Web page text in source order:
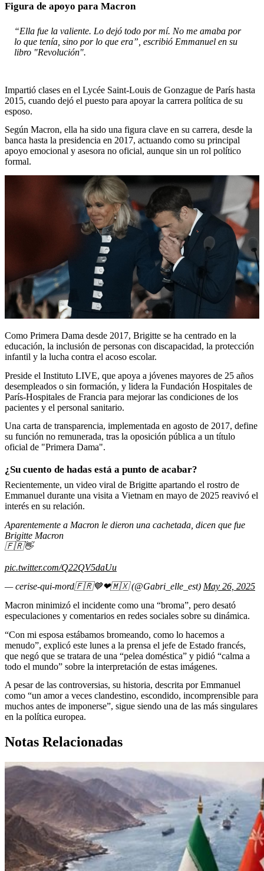
Figura de apoyo para Macron
“Ella fue la valiente. Lo dejó todo por mí. No me amaba por
lo que tenía, sino por lo que era”, escribió Emmanuel en su
libro "Revolución".
Impartió clases en el Lycée Saint-Louis de Gonzague de París hasta
2015, cuando dejó el puesto para apoyar la carrera política de su
esposo.
Según Macron, ella ha sido una figura clave en su carrera, desde la
banca hasta la presidencia en 2017, actuando como su principal
apoyo emocional y asesora no oficial, aunque sin un rol político
formal.
Como Primera Dama desde 2017, Brigitte se ha centrado en la
educación, la inclusión de personas con discapacidad, la protección
infantil y la lucha contra el acoso escolar.
Preside el Instituto LIVE, que apoya a jóvenes mayores de 25 años
desempleados o sin formación, y lidera la Fundación Hospitales de
París-Hospitales de Francia para mejorar las condiciones de los
pacientes y el personal sanitario.
Una carta de transparencia, implementada en agosto de 2017, define
su función no remunerada, tras la oposición pública a un título
oficial de "Primera Dama".
¿Su cuento de hadas está a punto de acabar?
Recientemente, un video viral de Brigitte apartando el rostro de
Emmanuel durante una visita a Vietnam en mayo de 2025 reavivó el
interés en su relación.
Aparentemente a Macron le dieron una cachetada, dicen que fue
Brigitte Macron
🇫🇷👋
pic.twitter.com/Q22QV5daUu
— cerise-qui-mord🇫🇷💙❤🇲🇽 (@Gabri_elle_est) May 26, 2025
Macron minimizó el incidente como una “broma”, pero desató
especulaciones y comentarios en redes sociales sobre su dinámica.
“Con mi esposa estábamos bromeando, como lo hacemos a
menudo”, explicó este lunes a la prensa el jefe de Estado francés,
que negó que se tratara de una “pelea doméstica” y pidió “calma a
todo el mundo” sobre la interpretación de estas imágenes.
A pesar de las controversias, su historia, descrita por Emmanuel
como “un amor a veces clandestino, escondido, incomprensible para
muchos antes de imponerse”, sigue siendo una de las más singulares
en la política europea.
Notas Relacionadas